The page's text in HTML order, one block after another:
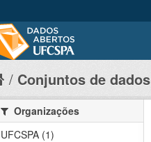
Conjuntos de dados
Organizações
UFCSPA (1)